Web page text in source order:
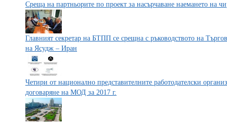
Среща на партньорите по проект за насърчаване наемането на
Главният секретар на БТПП се срещна с ръководството на
на Ясудж – Иран
Четири от национално представителните работодателски
договаряне на МОД за 2017 г.